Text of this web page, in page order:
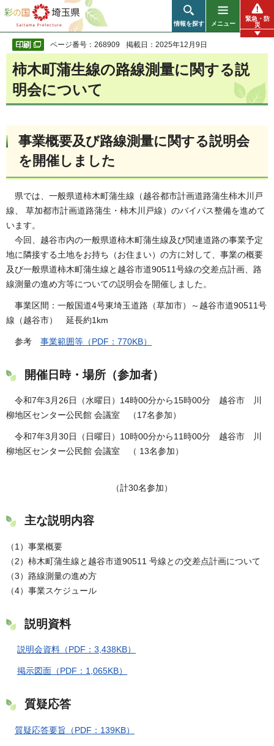
彩の国 埼玉県
情報を探す メニュー
緊急・防
災
ページ番号：268909 掲載日：2025年12月9日
柿木町蒲生線の路線測量に関する説
明会について
事業概要及び路線測量に関する説明会
を開催しました
県では、一般県道柿木町蒲生線（越谷都市計画道路蒲生柿木川戸
線、 草加都市計画道路蒲生・柿木川戸線）のバイパス整備を進めて
います。
今回、越谷市内の一般県道柿木町蒲生線及び関連道路の事業予定
地に隣接する土地をお持ち（お住まい）の方に対して、事業の概要
及び一般県道柿木町蒲生線と越谷市道90511号線の交差点計画、路
線測量の進め方等についての説明会を開催しました。
事業区間：一般国道4号東埼玉道路（草加市）～越谷市道90511号
線（越谷市） 延長約1km
参考 事業範囲等（PDF：770KB）
開催日時・場所（参加者）
令和7年3月26日（水曜日）14時00分から15時00分 越谷市 川
柳地区センター公民館 会議室 （17名参加）
令和7年3月30日（日曜日）10時00分から11時00分 越谷市 川
柳地区センター公民館 会議室 （ 13名参加）
（計30名参加）
主な説明内容
（1）事業概要
（2）柿木町蒲生線と越谷市道90511 号線との交差点計画について
（3）路線測量の進め方
（4）事業スケジュール
説明資料
説明会資料（PDF：3,438KB）
掲示図面（PDF：1,065KB）
質疑応答
質疑応答要旨（PDF：139KB）